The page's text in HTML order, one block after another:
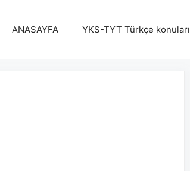
ANASAYFA YKS-TYT Türkçe konuları